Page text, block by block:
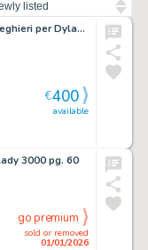
Tavola originale Giovanni Freghieri per Dylan Dog n. 109 “il Volo dello Struzzo” pag. 45
available
€400
3000 pg. 60
sold or removed
01/01/2026
go premium